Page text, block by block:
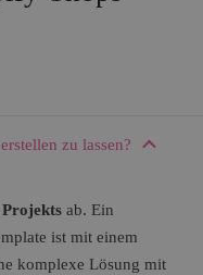
zu lassen?
ab. Ein
ist mit einem
komplexe Lösung mit